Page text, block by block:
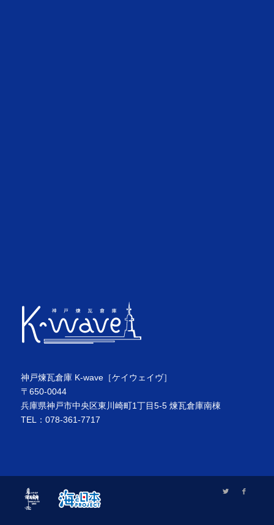
神戸煉瓦倉庫 K-wave［ケイウェイヴ］
〒650-0044
兵庫県神戸市中央区東川崎町1丁目5-5 煉瓦倉庫南棟
TEL：078-361-7717